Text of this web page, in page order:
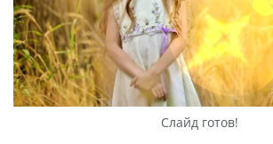
Слайд готов!